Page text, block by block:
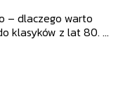
– dlaczego warto
klasyków z lat 80. i